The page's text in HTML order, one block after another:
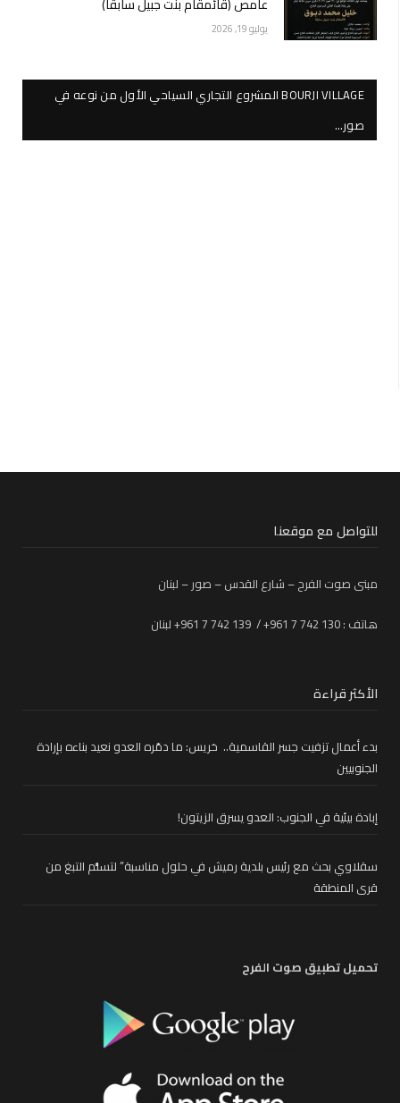
عامص (قائمقام بنت جبيل سابقاً)
يوليو 19, 2026
BOURJI VILLAGE المشروع التجاري السياحي الأول من نوعه في
صور…
للتواصل مع موقعنا
مبنى صوت الفرح – شارع القدس – صور – لبنان
هاتف : 130 742 7 961+ / 139 742 7 961+ لبنان
الأكثر قراءة
بدء أعمال تزفيت جسر القاسمية.. خريس: ما دمّره العدو نعيد بناءه بإرادة
الجنوبيين
إبادة بيئية في الجنوب: العدو يسرق الزيتون!
سقلاوي بحث مع رئيس بلدية رميش في حلول مناسبة” لتسلُّم التبغ من
قرى المنطقة
تحميل تطبيق صوت الفرح